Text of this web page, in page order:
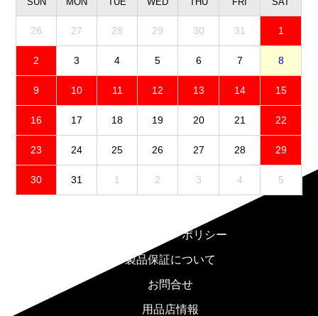
26 27 28 29 30 31 1
2 3 4 5 6 7 8
9 10 11 12 13 14 15
16 17 18 19 20 21 22
23 24 25 26 27 28 29
30 31 1 2 3 4 5
プライバシーポリシー
製品保証について
お問合せ
用品店情報